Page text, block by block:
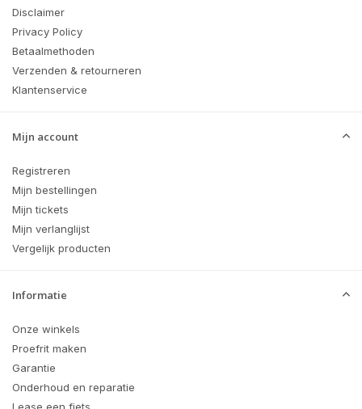
Disclaimer
Privacy Policy
Betaalmethoden
Verzenden & retourneren
Klantenservice
Mijn account
Registreren
Mijn bestellingen
Mijn tickets
Mijn verlanglijst
Vergelijk producten
Informatie
Onze winkels
Proefrit maken
Garantie
Onderhoud en reparatie